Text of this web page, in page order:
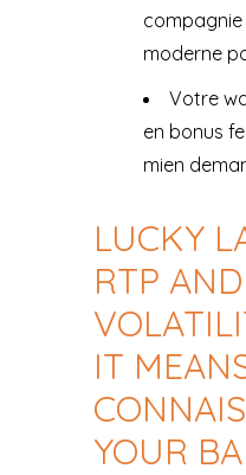
compagnie
moderne
Votre
en bonus
mien
LUCKY
RTP AND
IT
YOUR